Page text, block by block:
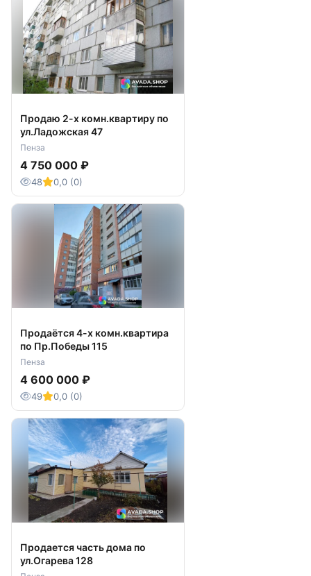
Продаю 2-х комн.квартиру по
ул.Ладожская 47
Пенза
4 750 000 ₽
48 0,0 (0)
Продаётся 4-х комн.квартира
по Пр.Победы 115
Пенза
4 600 000 ₽
49 0,0 (0)
Продается часть дома по
ул.Огарева 128